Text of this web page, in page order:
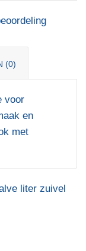
(0)
voor
en
met
liter zuivel